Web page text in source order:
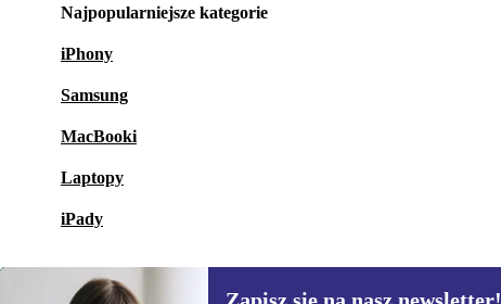
Najpopularniejsze kategorie
iPhony
Samsung
MacBooki
Laptopy
iPady